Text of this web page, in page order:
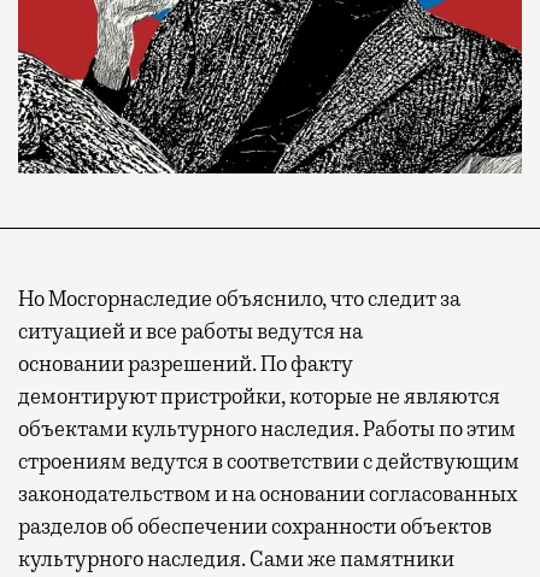
Но Мосгорнаследие объяснило, что следит за
ситуацией и все работы ведутся на
основании разрешений. По факту
демонтируют пристройки, которые не являются
объектами культурного наследия. Работы по этим
строениям ведутся в соответствии с действующим
законодательством и на основании согласованных
разделов об обеспечении сохранности объектов
культурного наследия. Сами же памятники